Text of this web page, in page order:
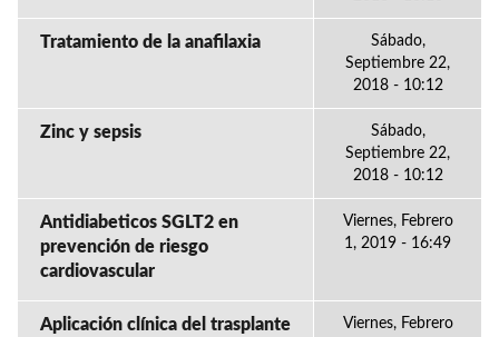
Tratamiento de la anafilaxia
Sábado,
Septiembre 22,
2018 - 10:12
Zinc y sepsis
Sábado,
Septiembre 22,
2018 - 10:12
Antidiabeticos SGLT2 en
prevención de riesgo
cardiovascular
Viernes, Febrero
1, 2019 - 16:49
Aplicación clínica del trasplante
Viernes, Febrero